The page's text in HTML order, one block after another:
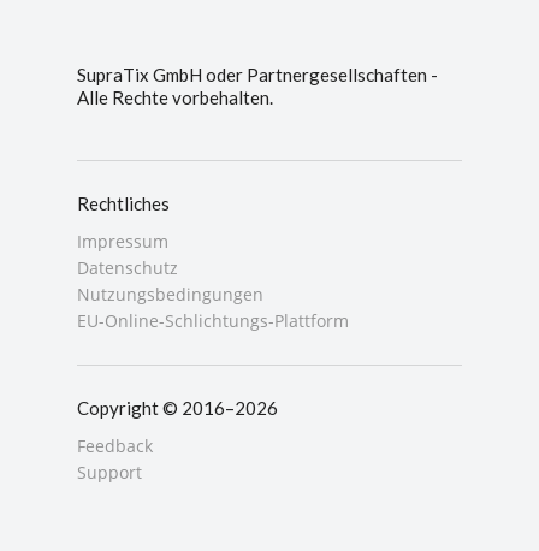
SupraTix GmbH oder Partnergesellschaften -
Alle Rechte vorbehalten.
Rechtliches
Impressum
Datenschutz
Nutzungsbedingungen
EU-Online-Schlichtungs-Plattform
Copyright © 2016–2026
Feedback
Support